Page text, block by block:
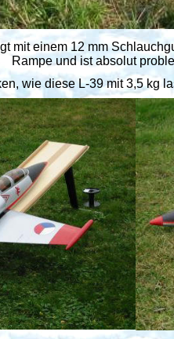
mit einem 12 mm
Rampe und ist absolut
wie diese L-39 mit 3,5 kg